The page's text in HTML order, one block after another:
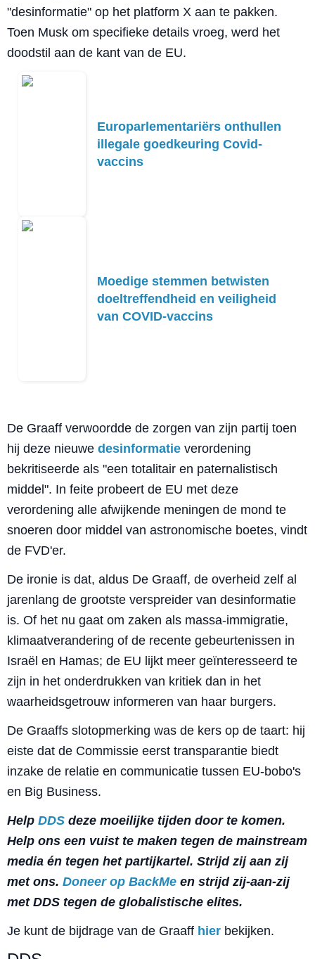
"desinformatie" op het platform X aan te pakken.
Toen Musk om specifieke details vroeg, werd het
doodstil aan de kant van de EU.
Europarlementariërs onthullen
illegale goedkeuring Covid-
vaccins
Moedige stemmen betwisten
doeltreffendheid en veiligheid
van COVID-vaccins
De Graaff verwoordde de zorgen van zijn partij toen
hij deze nieuwe desinformatie verordening
bekritiseerde als "een totalitair en paternalistisch
middel". In feite probeert de EU met deze
verordening alle afwijkende meningen de mond te
snoeren door middel van astronomische boetes, vindt
de FVD'er.
De ironie is dat, aldus De Graaff, de overheid zelf al
jarenlang de grootste verspreider van desinformatie
is. Of het nu gaat om zaken als massa-immigratie,
klimaatverandering of de recente gebeurtenissen in
Israël en Hamas; de EU lijkt meer geïnteresseerd te
zijn in het onderdrukken van kritiek dan in het
waarheidsgetrouw informeren van haar burgers.
De Graaffs slotopmerking was de kers op de taart: hij
eiste dat de Commissie eerst transparantie biedt
inzake de relatie en communicatie tussen EU-bobo's
en Big Business.
Help DDS deze moeilijke tijden door te komen.
Help ons een vuist te maken tegen de mainstream
media én tegen het partijkartel. Strijd zij aan zij
met ons. Doneer op BackMe en strijd zij-aan-zij
met DDS tegen de globalistische elites.
Je kunt de bijdrage van de Graaff hier bekijken.